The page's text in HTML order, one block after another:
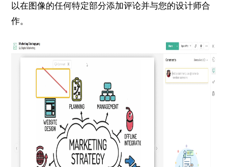
以在图像的任何特定部分添加评论并与您的设计师合
作。